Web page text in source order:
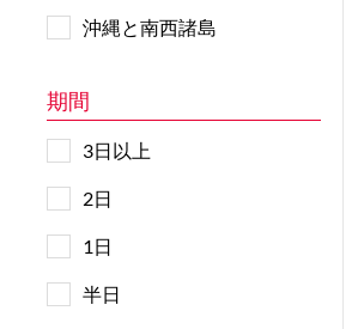
沖縄と南西諸島
期間
3日以上
2日
1日
半日